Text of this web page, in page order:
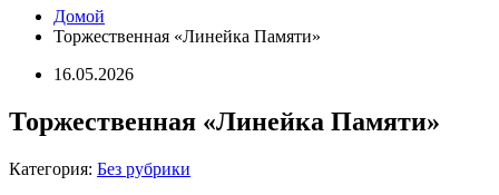
Домой
Торжественная «Линейка Памяти»
16.05.2026
Торжественная «Линейка Памяти»
Категория: Без рубрики